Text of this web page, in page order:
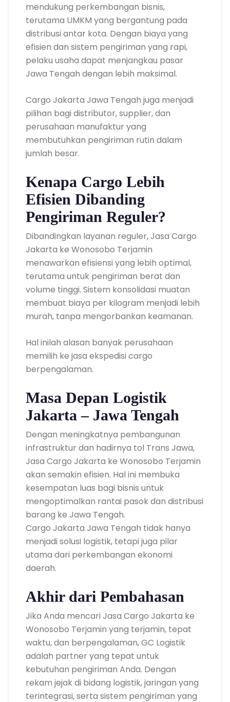
mendukung perkembangan bisnis,
terutama UMKM yang bergantung pada
distribusi antar kota. Dengan biaya yang
efisien dan sistem pengiriman yang rapi,
pelaku usaha dapat menjangkau pasar
Jawa Tengah dengan lebih maksimal.
Cargo Jakarta Jawa Tengah juga menjadi
pilihan bagi distributor, supplier, dan
perusahaan manufaktur yang
membutuhkan pengiriman rutin dalam
jumlah besar.
Kenapa Cargo Lebih
Efisien Dibanding
Pengiriman Reguler?
Dibandingkan layanan reguler, Jasa Cargo
Jakarta ke Wonosobo Terjamin
menawarkan efisiensi yang lebih optimal,
terutama untuk pengiriman berat dan
volume tinggi. Sistem konsolidasi muatan
membuat biaya per kilogram menjadi lebih
murah, tanpa mengorbankan keamanan.
Hal inilah alasan banyak perusahaan
memilih ke jasa ekspedisi cargo
berpengalaman.
Masa Depan Logistik
Jakarta – Jawa Tengah
Dengan meningkatnya pembangunan
infrastruktur dan hadirnya tol Trans Jawa,
Jasa Cargo Jakarta ke Wonosobo Terjamin
akan semakin efisien. Hal ini membuka
kesempatan luas bagi bisnis untuk
mengoptimalkan rantai pasok dan distribusi
barang ke Jawa Tengah.
Cargo Jakarta Jawa Tengah tidak hanya
menjadi solusi logistik, tetapi juga pilar
utama dari perkembangan ekonomi
daerah.
Akhir dari Pembahasan
Jika Anda mencari Jasa Cargo Jakarta ke
Wonosobo Terjamin yang terjamin, tepat
waktu, dan berpengalaman, GC Logistik
adalah partner yang tepat untuk
kebutuhan pengiriman Anda. Dengan
rekam jejak di bidang logistik, jaringan yang
terintegrasi, serta sistem pengiriman yang